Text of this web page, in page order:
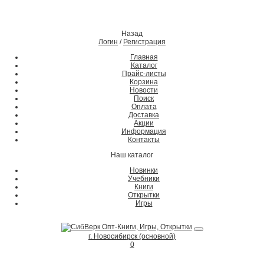
Назад
Логин / Регистрация
Главная
Каталог
Прайс-листы
Корзина
Новости
Поиск
Оплата
Доставка
Акции
Информация
Контакты
Наш каталог
Новинки
Учебники
Книги
Открытки
Игры
г. Новосибирск (основной)
0